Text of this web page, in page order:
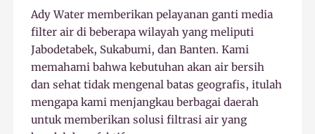
Ady Water memberikan pelayanan ganti media
filter air di beberapa wilayah yang meliputi
Jabodetabek, Sukabumi, dan Banten. Kami
memahami bahwa kebutuhan akan air bersih
dan sehat tidak mengenal batas geografis, itulah
mengapa kami menjangkau berbagai daerah
untuk memberikan solusi filtrasi air yang